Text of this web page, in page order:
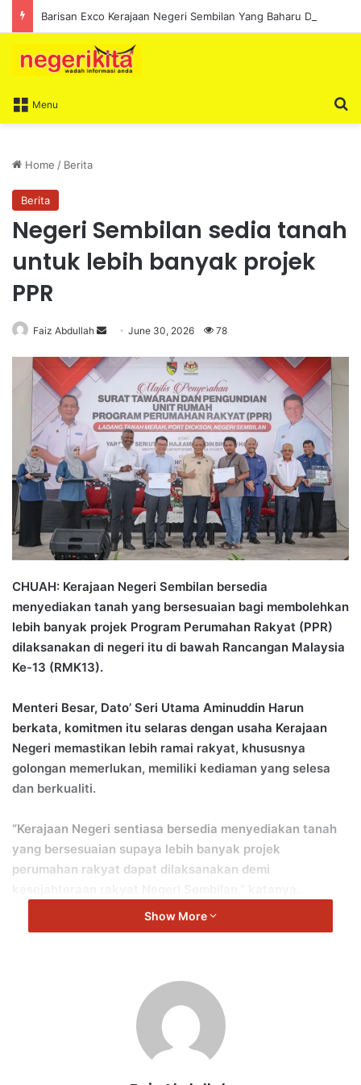
Menu
Home / Berita
Berita
Negeri Sembilan sedia tanah
untuk lebih banyak projek
PPR
Faiz Abdullah
n
e
m
a
i
l
June 30, 2026 78
CHUAH: Kerajaan Negeri Sembilan bersedia
menyediakan tanah yang bersesuaian bagi membolehkan
lebih banyak projek Program Perumahan Rakyat (PPR)
dilaksanakan di negeri itu di bawah Rancangan Malaysia
Ke-13 (RMK13).
Menteri Besar, Dato’ Seri Utama Aminuddin Harun
berkata, komitmen itu selaras dengan usaha Kerajaan
Negeri memastikan lebih ramai rakyat, khususnya
golongan memerlukan, memiliki kediaman yang selesa
dan berkualiti.
“Kerajaan Negeri sentiasa bersedia menyediakan tanah
yang bersesuaian supaya lebih banyak projek
perumahan rakyat dapat dilaksanakan demi
Aminuddin berkata demikian ketika berucap pada Majlis
Turut hadir, Menteri Perumahan dan Kerajaan Tempatan,
Nga Kor Ming dan Exco Pembangunan Kerajaan Tempatan,
Show More